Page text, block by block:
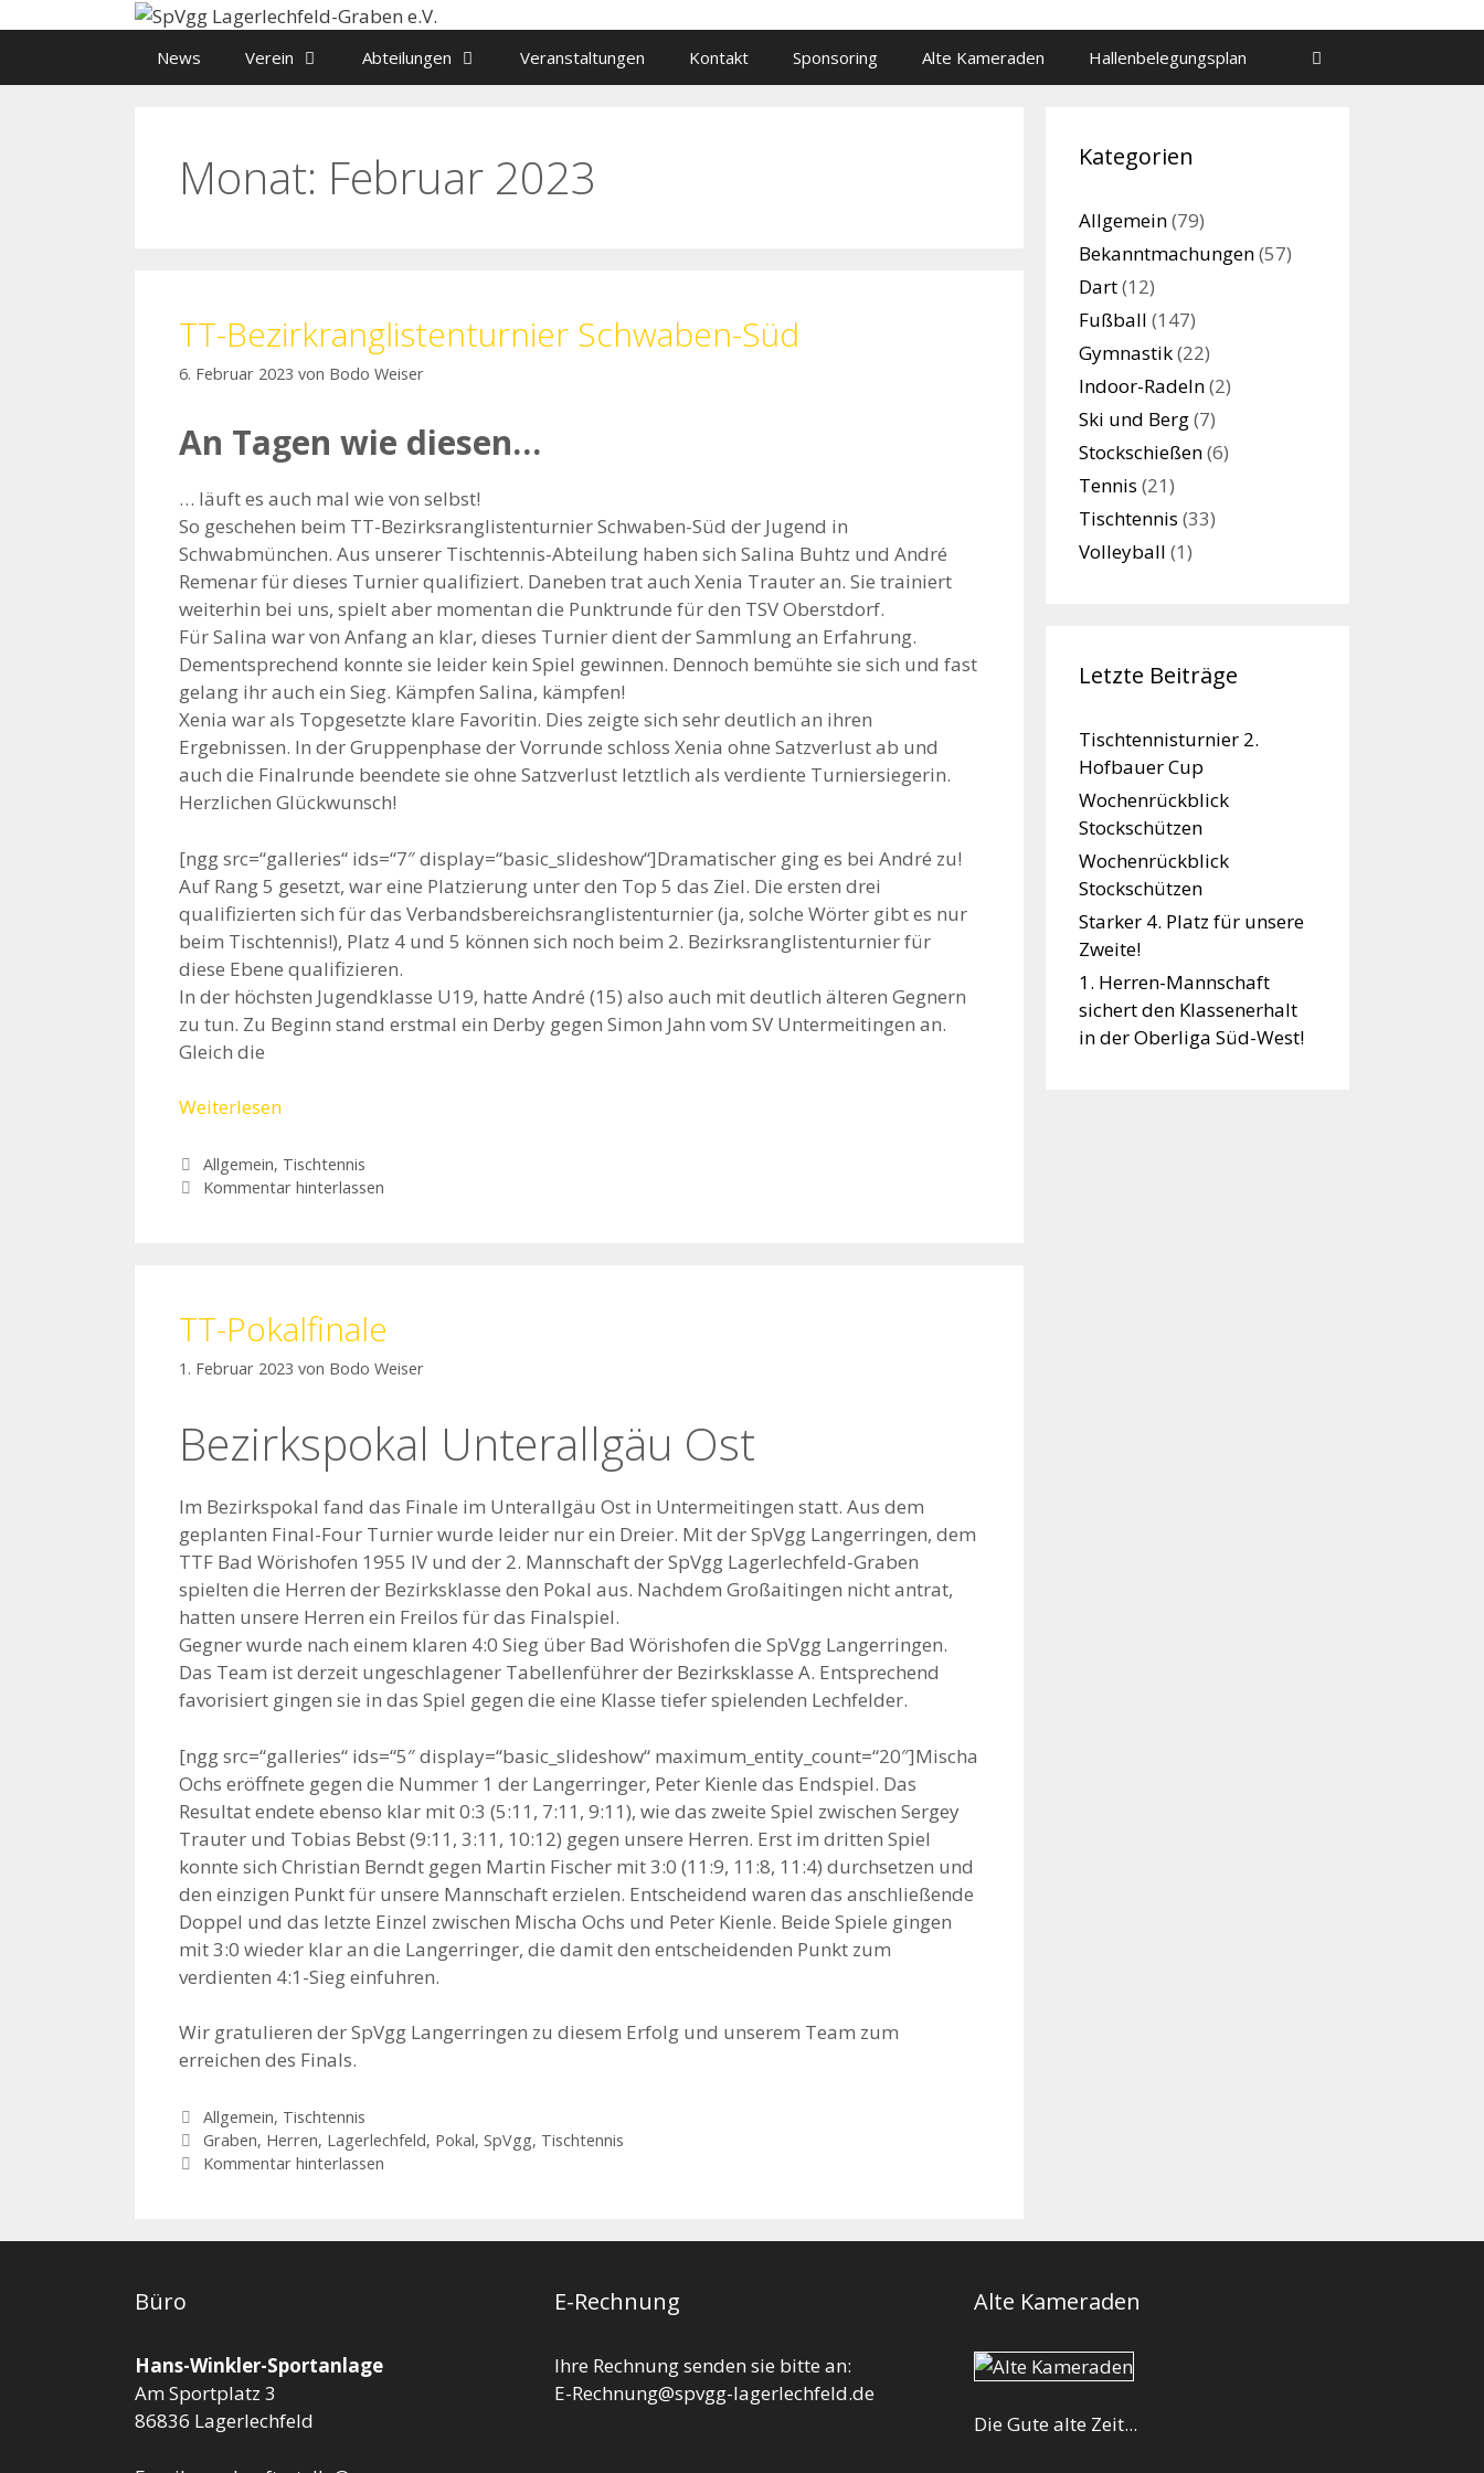
News Verein Abteilungen Veranstaltungen Kontakt Sponsoring Alte Kameraden Hallenbelegungsplan
Monat: Februar 2023
TT-Bezirkranglistenturnier Schwaben-Süd
6. Februar 2023 von Bodo Weiser
An Tagen wie diesen…
… läuft es auch mal wie von selbst!
So geschehen beim TT-Bezirksranglistenturnier Schwaben-Süd der Jugend in
Schwabmünchen. Aus unserer Tischtennis-Abteilung haben sich Salina Buhtz und André
Remenar für dieses Turnier qualifiziert. Daneben trat auch Xenia Trauter an. Sie trainiert
weiterhin bei uns, spielt aber momentan die Punktrunde für den TSV Oberstdorf.
Für Salina war von Anfang an klar, dieses Turnier dient der Sammlung an Erfahrung.
Dementsprechend konnte sie leider kein Spiel gewinnen. Dennoch bemühte sie sich und fast
gelang ihr auch ein Sieg. Kämpfen Salina, kämpfen!
Xenia war als Topgesetzte klare Favoritin. Dies zeigte sich sehr deutlich an ihren
Ergebnissen. In der Gruppenphase der Vorrunde schloss Xenia ohne Satzverlust ab und
auch die Finalrunde beendete sie ohne Satzverlust letztlich als verdiente Turniersiegerin.
Herzlichen Glückwunsch!
[ngg src=“galleries“ ids=“7″ display=“basic_slideshow“]Dramatischer ging es bei André zu!
Auf Rang 5 gesetzt, war eine Platzierung unter den Top 5 das Ziel. Die ersten drei
qualifizierten sich für das Verbandsbereichsranglistenturnier (ja, solche Wörter gibt es nur
beim Tischtennis!), Platz 4 und 5 können sich noch beim 2. Bezirksranglistenturnier für
diese Ebene qualifizieren.
In der höchsten Jugendklasse U19, hatte André (15) also auch mit deutlich älteren Gegnern
zu tun. Zu Beginn stand erstmal ein Derby gegen Simon Jahn vom SV Untermeitingen an.
Gleich die
Weiterlesen
Kategorien
Allgemein, Tischtennis
Kommentar hinterlassen
TT-Pokalfinale
1. Februar 2023 von Bodo Weiser
Bezirkspokal Unterallgäu Ost
Im Bezirkspokal fand das Finale im Unterallgäu Ost in Untermeitingen statt. Aus dem
geplanten Final-Four Turnier wurde leider nur ein Dreier. Mit der SpVgg Langerringen, dem
TTF Bad Wörishofen 1955 IV und der 2. Mannschaft der SpVgg Lagerlechfeld-Graben
spielten die Herren der Bezirksklasse den Pokal aus. Nachdem Großaitingen nicht antrat,
hatten unsere Herren ein Freilos für das Finalspiel.
Gegner wurde nach einem klaren 4:0 Sieg über Bad Wörishofen die SpVgg Langerringen.
Das Team ist derzeit ungeschlagener Tabellenführer der Bezirksklasse A. Entsprechend
favorisiert gingen sie in das Spiel gegen die eine Klasse tiefer spielenden Lechfelder.
[ngg src=“galleries“ ids=“5″ display=“basic_slideshow“ maximum_entity_count=“20″]Mischa
Ochs eröffnete gegen die Nummer 1 der Langerringer, Peter Kienle das Endspiel. Das
Resultat endete ebenso klar mit 0:3 (5:11, 7:11, 9:11), wie das zweite Spiel zwischen Sergey
Trauter und Tobias Bebst (9:11, 3:11, 10:12) gegen unsere Herren. Erst im dritten Spiel
konnte sich Christian Berndt gegen Martin Fischer mit 3:0 (11:9, 11:8, 11:4) durchsetzen und
den einzigen Punkt für unsere Mannschaft erzielen. Entscheidend waren das anschließende
Doppel und das letzte Einzel zwischen Mischa Ochs und Peter Kienle. Beide Spiele gingen
mit 3:0 wieder klar an die Langerringer, die damit den entscheidenden Punkt zum
verdienten 4:1-Sieg einfuhren.
Wir gratulieren der SpVgg Langerringen zu diesem Erfolg und unserem Team zum
erreichen des Finals.
Kategorien
Allgemein, Tischtennis
Schlagwörter
Graben, Herren, Lagerlechfeld, Pokal, SpVgg, Tischtennis
Kommentar hinterlassen
Kategorien
Allgemein(79)
Bekanntmachungen(57)
Dart(12)
Fußball (147)
Gymnastik(22)
Indoor-Radeln(2)
Ski und Berg(7)
Stockschießen(6)
Tennis (21)
Tischtennis (33)
Volleyball (1)
Letzte Beiträge
Tischtennisturnier 2.
Hofbauer Cup
Wochenrückblick
Stockschützen
Wochenrückblick
Stockschützen
Starker 4. Platz für unsere
Zweite!
1. Herren-Mannschaft
sichert den Klassenerhalt
in der Oberliga Süd-West!
Büro
Hans-Winkler-Sportanlage
Am Sportplatz 3
86836 Lagerlechfeld
E-Rechnung
Ihre Rechnung senden sie bitte an:
E-Rechnung@spvgg-lagerlechfeld.de
Alte Kameraden
Die Gute alte Zeit...